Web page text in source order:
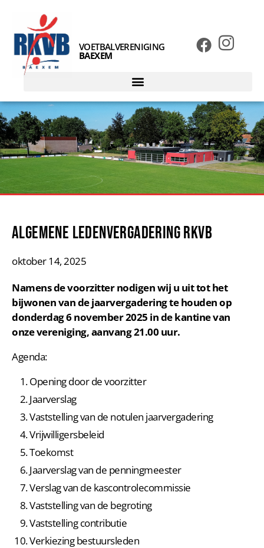
VOETBALVERENIGING
BAEXEM
Algemene Ledenvergadering RKVB
oktober 14, 2025
Namens de voorzitter nodigen wij u uit tot het
bijwonen van de jaarvergadering te houden op
donderdag 6 november 2025 in de kantine van
onze vereniging, aanvang 21.00 uur.
Agenda:
Opening door de voorzitter
Jaarverslag
Vaststelling van de notulen jaarvergadering
Vrijwilligersbeleid
Toekomst
Jaarverslag van de penningmeester
Verslag van de kascontrolecommissie
Vaststelling van de begroting
Vaststelling contributie
Verkiezing bestuursleden